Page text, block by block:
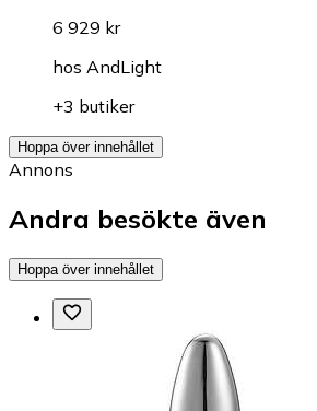
6 929 kr
hos AndLight
+3 butiker
Hoppa över innehållet
Annons
Andra besökte även
Hoppa över innehållet